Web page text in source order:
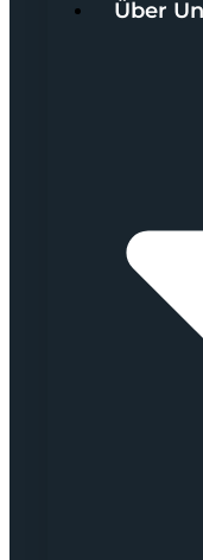
Über